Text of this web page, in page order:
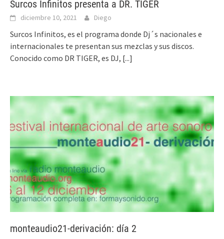
Surcos Infinitos presenta a DR. TIGER
diciembre 10, 2021 Diego
Surcos Infinitos, es el programa donde Dj´s nacionales e
internacionales te presentan sus mezclas y sus discos.
Conocido como DR TIGER, es DJ, [...]
monteaudio21-derivación: día 2